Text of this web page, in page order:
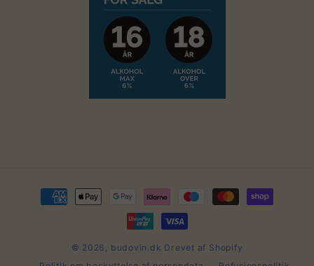
Betalingsmetoder
© 2026, budovin.dk Drevet af Shopify